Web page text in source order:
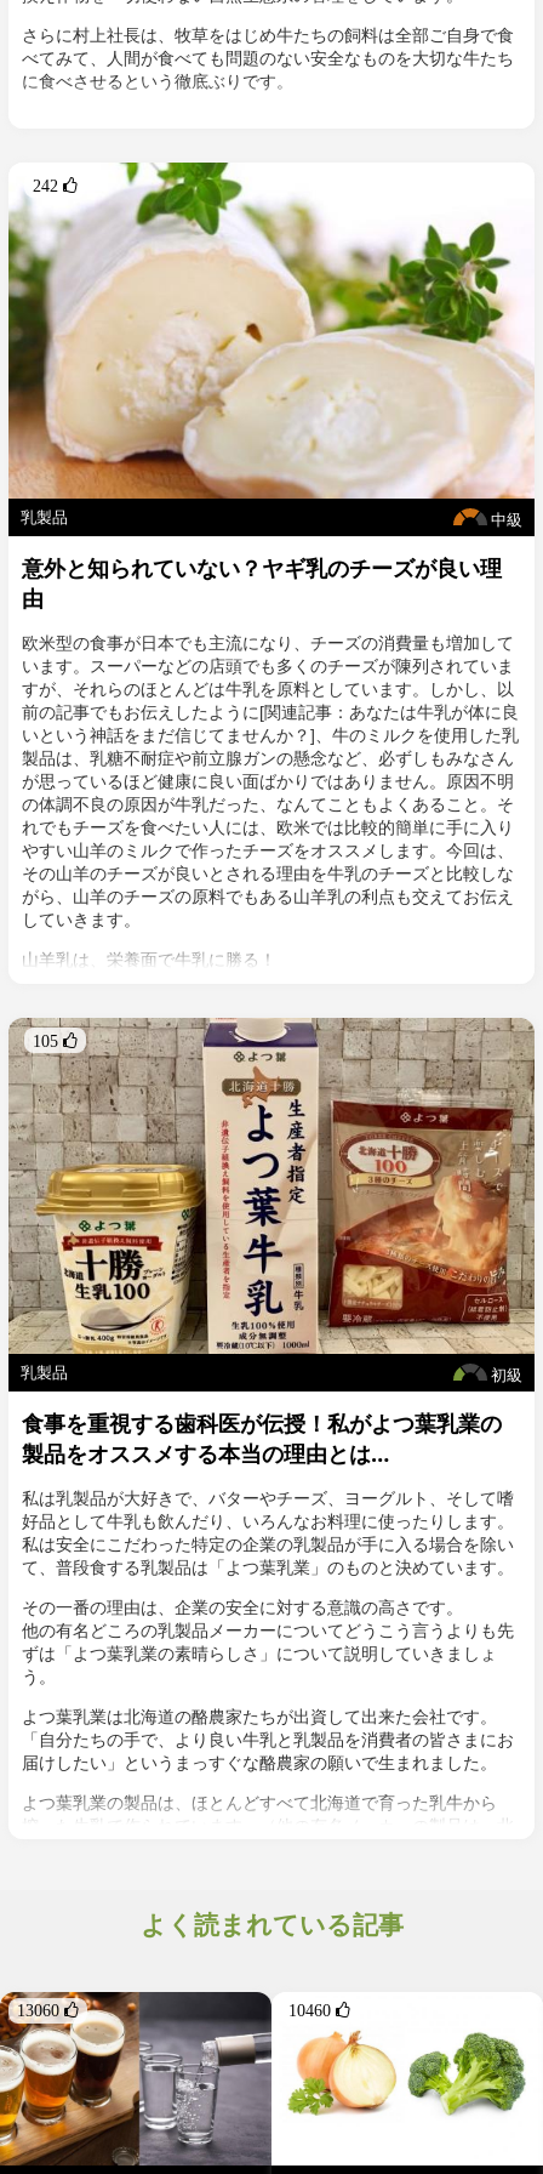
さらに村上社長は、牧草をはじめ牛たちの飼料は全部ご自身で食
べてみて、人間が食べても問題のない安全なものを大切な牛たち
に食べさせるという徹底ぶりです。
242 
中級
乳製品
意外と知られていない？ヤギ乳のチーズが良い理
由
欧米型の食事が日本でも主流になり、チーズの消費量も増加して
います。スーパーなどの店頭でも多くのチーズが陳列されていま
すが、それらのほとんどは牛乳を原料としています。しかし、以
前の記事でもお伝えしたように[関連記事：あなたは牛乳が体に良
いという神話をまだ信じてませんか？]、牛のミルクを使用した乳
製品は、乳糖不耐症や前立腺ガンの懸念など、必ずしもみなさん
が思っているほど健康に良い面ばかりではありません。原因不明
の体調不良の原因が牛乳だった、なんてこともよくあること。そ
れでもチーズを食べたい人には、欧米では比較的簡単に手に入り
やすい山羊のミルクで作ったチーズをオススメします。今回は、
その山羊のチーズが良いとされる理由を牛乳のチーズと比較しな
がら、山羊のチーズの原料でもある山羊乳の利点も交えてお伝え
していきます。
山羊乳は、栄養面で牛乳に勝る！
はありますが、アメリカ合衆国農務省によると山羊乳と牛乳を比
べると以下のような違いがあります。
105 
初級
乳製品
食事を重視する歯科医が伝授！私がよつ葉乳業の
製品をオススメする本当の理由とは…
私は乳製品が大好きで、バターやチーズ、ヨーグルト、そして嗜
好品として牛乳も飲んだり、いろんなお料理に使ったりします。
私は安全にこだわった特定の企業の乳製品が手に入る場合を除い
て、普段食する乳製品は「よつ葉乳業」のものと決めています。
その一番の理由は、企業の安全に対する意識の高さです。
他の有名どころの乳製品メーカーについてどうこう言うよりも先
ずは「よつ葉乳業の素晴らしさ」について説明していきましょ
う。
よつ葉乳業は北海道の酪農家たちが出資して出来た会社です。
「自分たちの手で、より良い牛乳と乳製品を消費者の皆さまにお
届けしたい」というまっすぐな酪農家の願いで生まれました。
よつ葉乳業の製品は、ほとんどすべて北海道で育った乳牛から
搾った生乳で作られています。（他の有名メーカーの製品は、北
入しているケースがほとんどです。）
が、その生乳はホクレン（ホクレン農業協同組合連合会）から購
入しています。
よく読まれている記事
13060  10460 